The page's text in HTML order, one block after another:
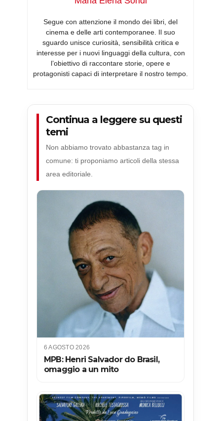
Segue con attenzione il mondo dei libri, del
cinema e delle arti contemporanee. Il suo
sguardo unisce curiosità, sensibilità critica e
interesse per i nuovi linguaggi della cultura, con
l’obiettivo di raccontare storie, opere e
protagonisti capaci di interpretare il nostro tempo.
Continua a leggere su questi
temi
Non abbiamo trovato abbastanza tag in
comune: ti proponiamo articoli della stessa
area editoriale.
6 AGOSTO 2026
MPB: Henri Salvador do Brasil,
omaggio a un mito